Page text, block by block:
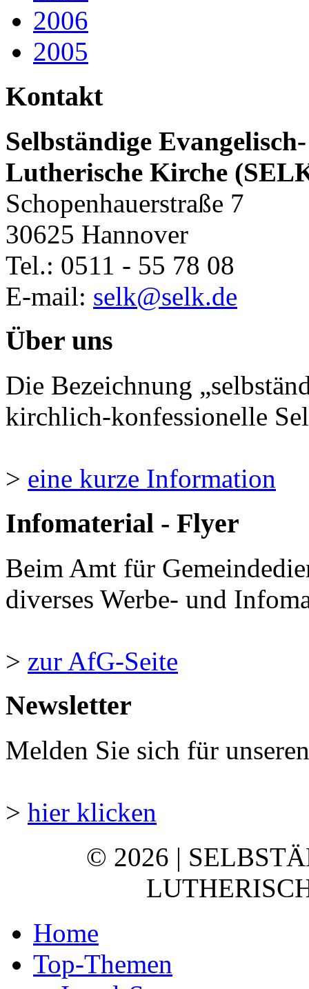
2006
2005
Kontakt
Selbständige Evangelisch-
Lutherische Kirche
Schopenhauerstraße 7
30625 Hannover
Tel.: 0511 - 55 78 08
E-mail: selk@selk.de
Über uns
Die Bezeichnung
kirchlich-konfessionelle
> eine kurze Information
Infomaterial - Flyer
Beim Amt für
diverses Werbe- und
> zur AfG-Seite
Newsletter
Melden Sie sich für
> hier klicken
© 2026 |
Home
Top-Themen